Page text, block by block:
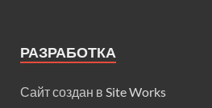
РАЗРАБОТКА
Сайт создан в Site Works